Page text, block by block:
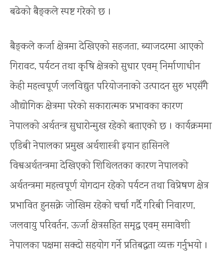
बढेको बैङ्कले स्पष्ट गरेको छ ।
बैङ्कले कर्जा क्षेत्रमा देखिएको सहजता, ब्याजदरमा आएको
गिरावट, पर्यटन तथा कृषि क्षेत्रको सुधार एवम् निर्माणाधीन
केही महत्त्वपूर्ण जलविद्युत परियोजनाको उत्पादन सुरु भएसँगै
औद्योगिक क्षेत्रमा परेको सकारात्मक प्रभावका कारण
नेपालको अर्थतन्त्र सुधारोन्मुख रहेको बताएको छ । कार्यक्रममा
एडिबी नेपालका प्रमुख अर्थशास्त्री इयान हासिनले
विश्वअर्थतन्त्रमा देखिएको शिथिलतका कारण नेपालको
अर्थतन्त्रमा महत्त्वपूर्ण योगदान रहेको पर्यटन तथा विप्रेषण क्षेत्र
प्रभावित हुनसक्ने जोखिम रहेको चर्चा गर्दै गरिबी निवारण,
जलवायु परिवर्तन, ऊर्जा क्षेत्रसहित समृद्ध एवम् समावेशी
नेपालका पक्षमा सक्दो सहयोग गर्ने प्रतिबद्धता व्यक्त गर्नुभयो ।